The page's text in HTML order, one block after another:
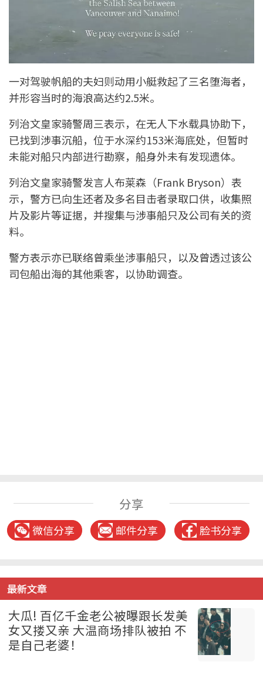
一对驾驶帆船的夫妇则动用小艇救起了三名堕海者，
并形容当时的海浪高达约2.5米。
列治文皇家骑警周三表示，在无人下水载具协助下，
已找到涉事沉船，位于水深约153米海底处，但暂时
未能对船只内部进行勘察，船身外未有发现遗体。
列治文皇家骑警发言人布莱森（Frank Bryson）表
示，警方已向生还者及多名目击者录取口供，收集照
片及影片等证据，并搜集与涉事船只及公司有关的资
料。
警方表示亦已联络曾乘坐涉事船只，以及曾透过该公
司包船出海的其他乘客，以协助调查。
分享
微信分享 邮件分享 脸书分享
最新文章
大瓜! 百亿千金老公被曝跟长发美
女又搂又亲 大温商场排队被拍 不
是自己老婆！